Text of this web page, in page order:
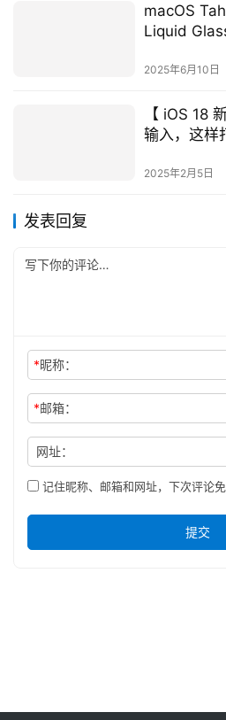
macOS
Liquid
登场
2025年6月10日
【 iOS 18
输入，这样
2025年2月5日
发表回复
*昵称：
*邮箱：
网址：
记住昵称、邮箱和网址，下次评论
提交